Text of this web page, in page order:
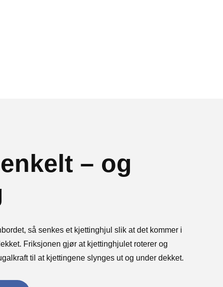
– og
så senkes et kjettinghjul slik at det kommer i
Friksjonen gjør at kjettinghjulet roterer og
til at kjettingene slynges ut og under dekket.